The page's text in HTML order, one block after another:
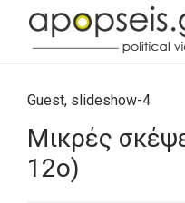
Guest, slideshow-4
Μικρές
12ο)